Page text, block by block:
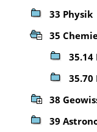
33 Physik
35
35.70
38
39